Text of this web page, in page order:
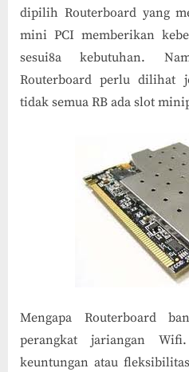
dipilih Routerboard yang
mini PCI memberikan
sesui8a kebutuhan.
Routerboard perlu dilihat
tidak semua RB ada slot
Mengapa Routerboard
perangkat jariangan
keuntungan atau